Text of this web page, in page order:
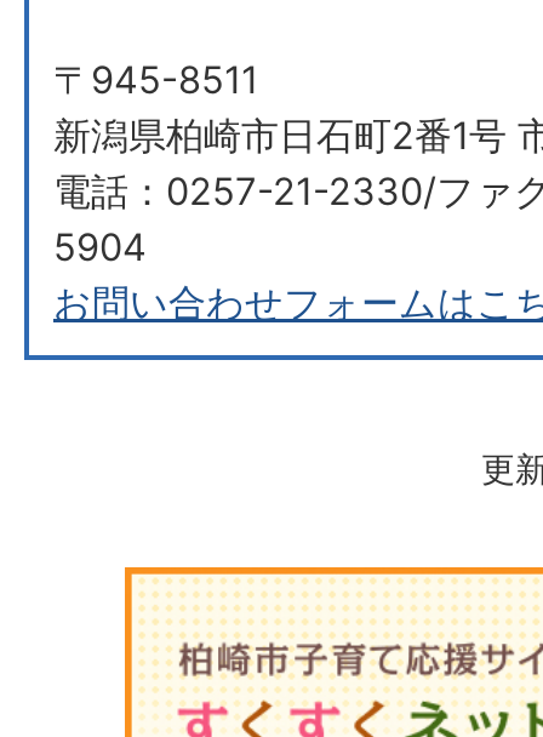
〒945-8511
新潟県柏崎市日石町2番1号
電話：0257-21-2330/ファ
5904
お問い合わせフォームはこ
更